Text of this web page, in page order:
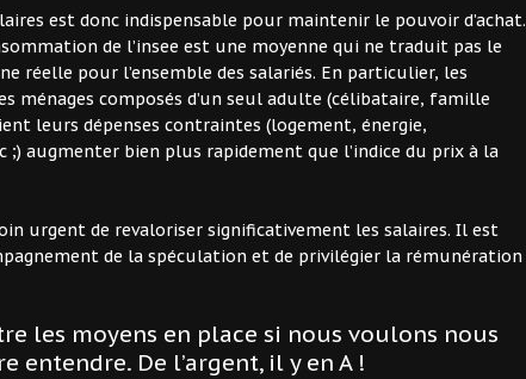
est donc indispensable pour maintenir le pouvoir d’achat.
de l’insee est une moyenne qui ne traduit pas le
réelle pour l’ensemble des salariés. En particulier, les
ménages composés d’un seul adulte (célibataire, famille
leurs dépenses contraintes (logement, énergie,
;) augmenter bien plus rapidement que l’indice du prix à la
urgent de revaloriser significativement les salaires. Il est
de la spéculation et de privilégier la rémunération
les moyens en place si nous voulons nous
entendre. De l’argent, il y en A !